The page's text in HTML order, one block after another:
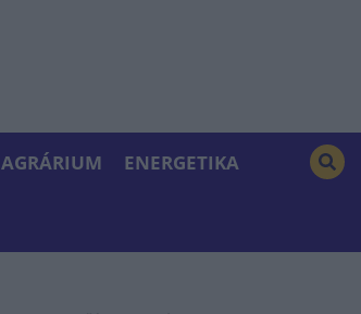
AGRÁRIUM ENERGETIKA